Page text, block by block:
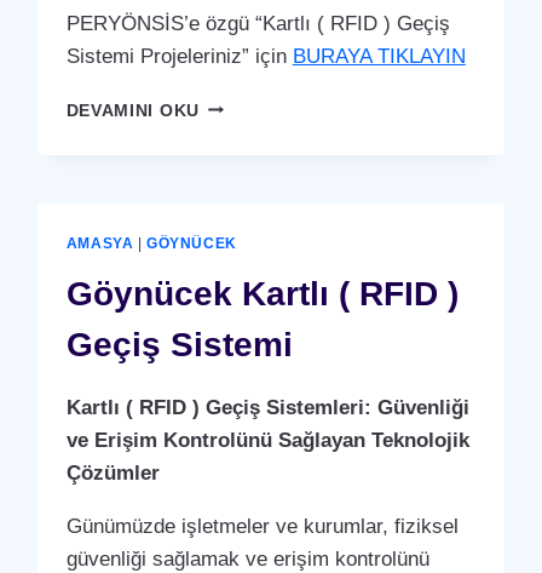
PERYÖNSİS’e özgü “Kartlı ( RFID ) Geçiş
Sistemi Projeleriniz” için BURAYA TIKLAYIN
DEVAMINI OKUHAMAMÖZÜ
GEÇIŞ
AMASYA |GÖYNÜCEK
Göynücek Kartlı ( RFID )
Geçiş Sistemi
Kartlı ( RFID ) Geçiş Sistemleri: Güvenliği
ve Erişim Kontrolünü Sağlayan Teknolojik
Çözümler
Günümüzde işletmeler ve kurumlar, fiziksel
güvenliği sağlamak ve erişim kontrolünü